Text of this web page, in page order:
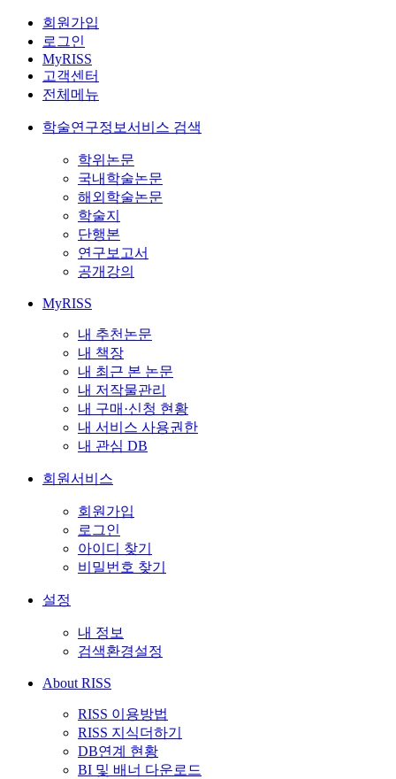
회원가입
로그인
MyRISS
고객센터
전체메뉴
학술연구정보서비스 검색
학위논문
국내학술논문
해외학술논문
학술지
단행본
연구보고서
공개강의
MyRISS
내 추천논문
내 책장
내 최근 본 논문
내 저작물관리
내 구매·신청 현황
내 서비스 사용권한
내 관심 DB
회원서비스
회원가입
로그인
아이디 찾기
비밀번호 찾기
설정
내 정보
검색환경설정
About RISS
RISS 이용방법
RISS 지식더하기
DB연계 현황
BI 및 배너 다운로드